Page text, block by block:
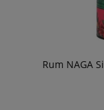
Rum NAGA